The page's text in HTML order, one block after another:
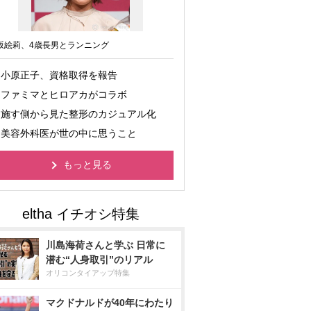
絵莉、4歳長男とランニング
小原正子、資格取得を報告
ファミマとヒロアカがコラボ
施す側から見た整形のカジュアル化
美容外科医が世の中に思うこと
もっと見る
川島海荷さんと学ぶ 日常に
潜む“人身取引”のリアル
オリコンタイアップ特集
マクドナルドが40年にわたり